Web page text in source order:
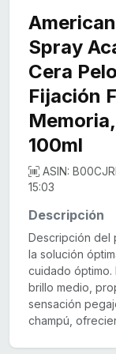
Spray
Cera
Fijación
100ml
ASIN:
15:03
Descripción
Descripción del
la solución
cuidado óptimo.
brillo medio,
sensación
champú,